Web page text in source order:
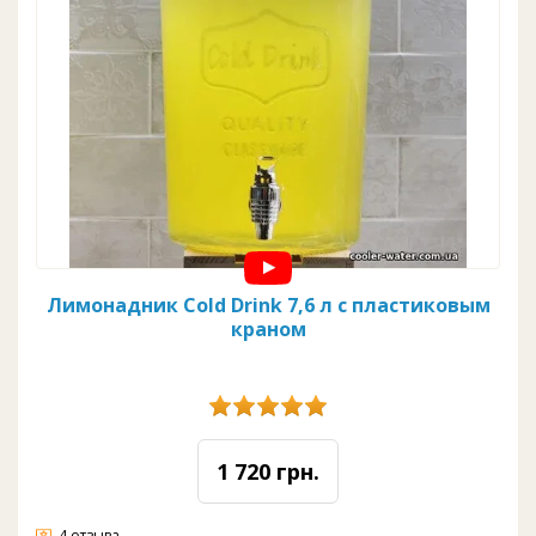
Лимонадник Cold Drink 7,6 л с пластиковым
краном
1 720 грн.